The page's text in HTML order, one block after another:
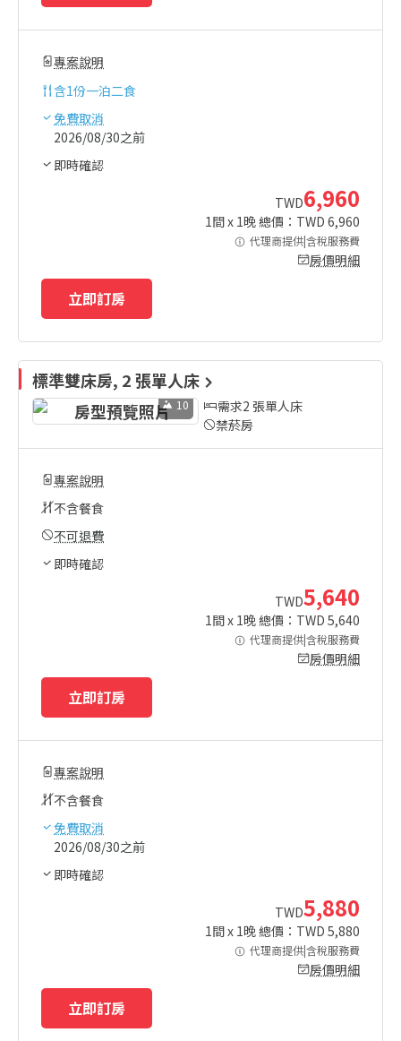
專案說明
含1份一泊二食
免費取消
2026/08/30之前
即時確認
TWD6,960
1間 x 1晚 總價：TWD 6,960
代理商提供|含稅服務費
房價明細
立即訂房
標準雙床房, 2 張單人床
10
需求2 張單人床
禁菸房
專案說明
不含餐食
不可退費
即時確認
TWD5,640
1間 x 1晚 總價：TWD 5,640
代理商提供|含稅服務費
房價明細
立即訂房
專案說明
不含餐食
免費取消
2026/08/30之前
即時確認
TWD5,880
1間 x 1晚 總價：TWD 5,880
代理商提供|含稅服務費
房價明細
立即訂房